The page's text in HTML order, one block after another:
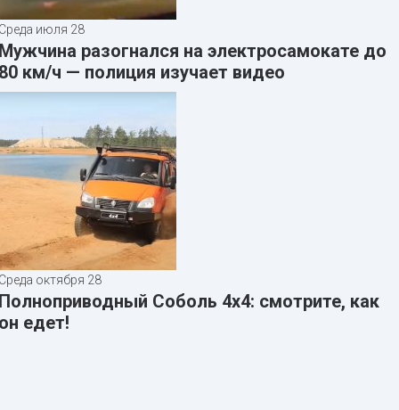
июля 28
разогнался на электросамокате до
км/ч — полиция изучает видео
октября 28
Соболь 4х4: смотрите, как
едет!